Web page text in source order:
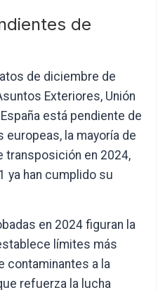
de
de diciembre de
Exteriores, Unión
está pendiente de
la mayoría de
transposición en 2024,
ya han cumplido su
en 2024 figuran la
límites más
contaminantes a la
refuerza la lucha